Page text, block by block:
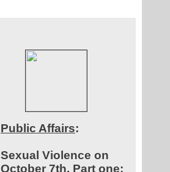
Public Affairs:
Sexual Violence on
October 7th. Part one: